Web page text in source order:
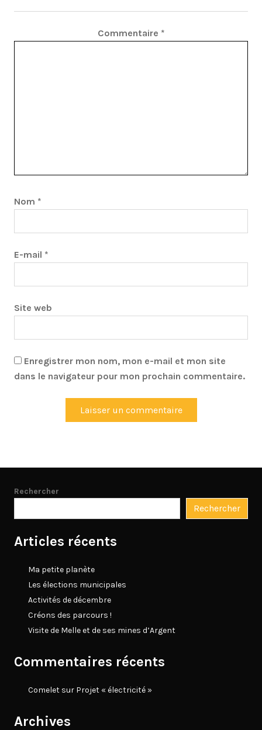
Commentaire *
Nom *
E-mail *
Site web
Enregistrer mon nom, mon e-mail et mon site
dans le navigateur pour mon prochain commentaire.
Rechercher
Rechercher
Articles récents
Ma petite planète
Les élections municipales
Activités de décembre
Créons des parcours !
Visite de Melle et de ses mines d’Argent
Commentaires récents
Comelet sur Projet « électricité »
Archives